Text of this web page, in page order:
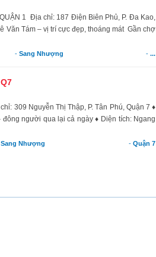
1 Địa chỉ: 187 Điện Biên Phủ, P. Đa Kao,
Văn Tám – vị trí cực đẹp, thoáng mát Gần chợ
- Sang Nhượng - ...
309 Nguyễn Thị Thập, P. Tân Phú, Quận 7 ♦
người qua lại cả ngày ♦ Diện tích: Ngang
Sang Nhượng - Quận 7